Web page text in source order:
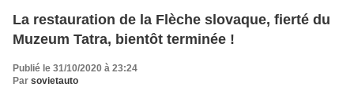
La restauration de la Flèche slovaque, fierté du
Muzeum Tatra, bientôt terminée !
Publié le 31/10/2020 à 23:24
Par sovietauto